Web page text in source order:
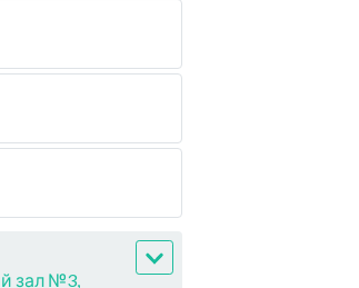
зал №3,